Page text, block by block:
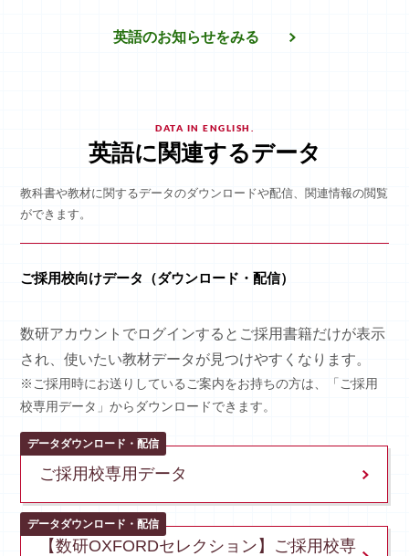
英語のお知らせをみる
DATA IN ENGLISH.
英語に関連するデータ
教科書や教材に関するデータのダウンロードや配信、関連情報の閲覧
ができます。
ご採用校向けデータ（ダウンロード・配信）
数研アカウントでログインするとご採用書籍だけが表示
され、使いたい教材データが見つけやすくなります。
※ご採用時にお送りしているご案内をお持ちの方は、「ご採用
校専用データ」からダウンロードできます。
データダウンロード・配信
ご採用校専用データ
データダウンロード・配信
【数研OXFORDセレクション】 ご採用校専